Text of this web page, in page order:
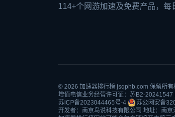
114+个网游加速及免费产品，每
© 2026 加速器排行榜 jsqphb.com 保留所有
增值电信业务经营许可证：苏B2-20241547
苏ICP备2023044465号-4
苏公网安备
开发者：南京鸟说科技有限公司 地址：南